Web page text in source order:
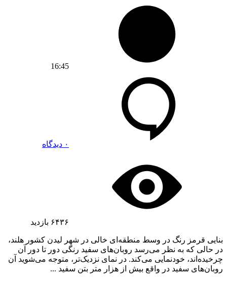
16:45
۰ دیدگاه
۶۴۳۶ بازدید
بنایی قرمز رنگ در وسط منطقه‌ای خالی در شهر لیدن کشور هلند،
در حالی که به نظر می‌رسد روبان‌های سفید رنگی دور تا دور آن
چرخیده‌اند، خودنمایی می‌کند. در نمای نزدیک‌تر، متوجه می‌شوید آن
روبان‌های سفید در واقع بیش از هزار متر بتن سفید ...